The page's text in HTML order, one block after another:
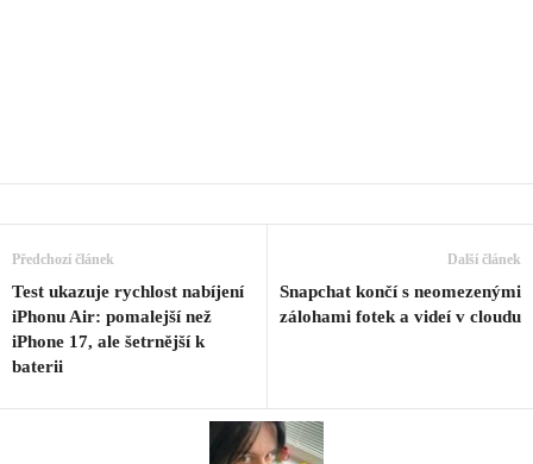
Předchozí článek
Test ukazuje rychlost nabíjení
iPhonu Air: pomalejší než
iPhone 17, ale šetrnější k
baterii
Další článek
Snapchat končí s neomezenými
zálohami fotek a videí v cloudu